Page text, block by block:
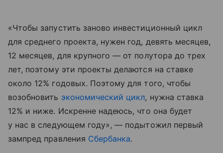
«Чтобы запустить заново инвестиционный цикл
для среднего проекта, нужен год, девять месяцев,
12 месяцев, для крупного — от полутора до трех
лет, поэтому эти проекты делаются на ставке
около 12% годовых. Поэтому для того, чтобы
возобновить экономический цикл, нужна ставка
12% и ниже. Искренне надеюсь, что она будет
у нас в следующем году», — подытожил первый
зампред правления Сбербанка.